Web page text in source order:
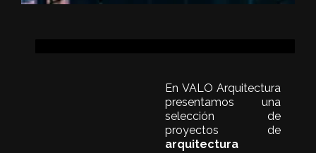
En VALO Arquitectura
presentamos una
selección de